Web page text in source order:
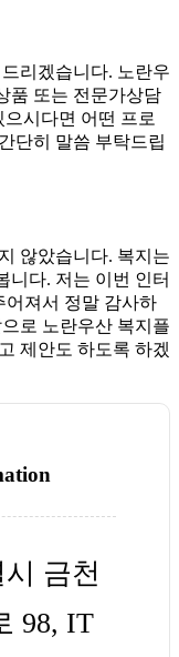
리겠습니다. 노란우
품 또는 전문가상담
시다면 어떤 프로
단히 말씀 부탁드립
않았습니다. 복지는
니다. 저는 이번 인터
어져서 정말 감사하
로 노란우산 복지플
제안도 하도록 하겠
금천
98, IT